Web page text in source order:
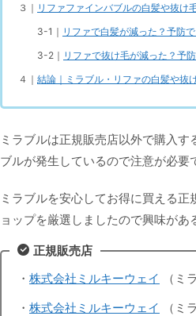
３｜ リファファインバブルの白髪や抜け
3-1｜ リファで白髪が減った？予防で
3-2｜ リファで抜け毛が減った？予
４｜ 結論｜ミラブル・リファの白髪や抜
ミラブルは正規販売店以外で購入
ブルが発生しているので注意が必要
ミラブルを安心してお得に買える
ョップを厳選しましたので興味があ
正規販売店
・ 株式会社ミルキーウェイ
（ミ
・ 株式会社ミルキーウェイ
（ミ